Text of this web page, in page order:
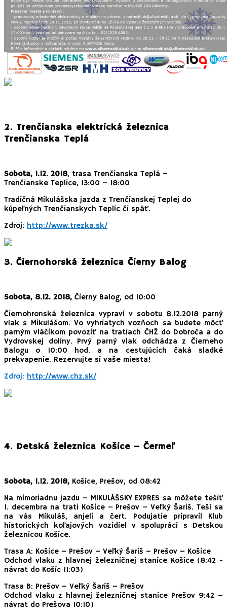
2. Trenčianska elektrická železnica
Trenčianska Teplá
Sobota, 1.12. 2018, trasa Trenčianska Teplá –
Trenčianske Teplice, 13:00 – 18:00
Tradičná Mikulášska jazda z Trenčianskej Teplej do
kúpeľných Trenčianskych Teplíc či späť.
Zdroj: http://www.trezka.sk/
3. Čiernohorská železnica Čierny Balog
Sobota, 8.12. 2018, Čierny Balog, od 10:00
Čiernohronská železnica vypraví v sobotu 8.12.2018 parný
vlak s Mikulášom. Vo vyhriatych vozňoch sa budete môcť
parným vláčikom povoziť na tratiach ČHŽ do Dobroča a do
Vydrovskej doliny. Prvý parný vlak odchádza z Čierneho
Balogu o 10:00 hod. a na cestujúcich čaká sladké
prekvapenie. Rezervujte si vaše miesta!
Zdroj: http://www.chz.sk/
4. Detská železnica Košice – Čermeľ
Sobota, 1.12. 2018, Košice, Prešov, od 08:42
Na mimoriadnu jazdu – MIKULÁŠSKY EXPRES sa môžete tešiť
1. decembra na trati Košice – Prešov – Veľký Šariš. Teší sa
na vás Mikuláš, anjeli a čert. Podujatie pripravil Klub
historických koľajových vozidiel v spolupráci s Detskou
železnicou Košice.
Trasa A: Košice – Prešov – Veľký Šariš – Prešov – Košice
Odchod vlaku z hlavnej železničnej stanice Košice (8:42 -
návrat do Košíc 11:03)
Trasa B: Prešov – Veľký Šariš – Prešov
Odchod vlaku z hlavnej železničnej stanice Prešov 9:42 –
návrat do Prešova 10:10)